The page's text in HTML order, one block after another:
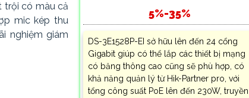
trội có màu cả
mic kép thu
nghiệm giám
5%-35%
DS-3E1528P-EI sở hữu lên đến 24 cổng
Gigabit giúp có thể lắp các thiết bị mạng
có băng thông cao cũng sẽ phù hợp, có
khả năng quản lý từ Hik-Partner pro, với
tổng công suất PoE lên đến 230W, truyền